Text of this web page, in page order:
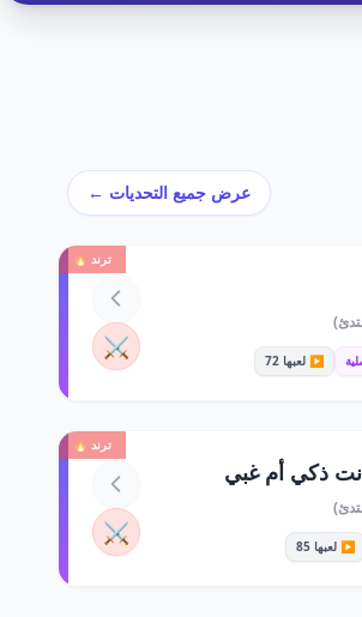
عرض جميع التحديات ←
ترند 🔥
▶️ لعبها 72 ⚔️
ترند 🔥
ذكي أم غبي
▶️ لعبها 85 ⚔️